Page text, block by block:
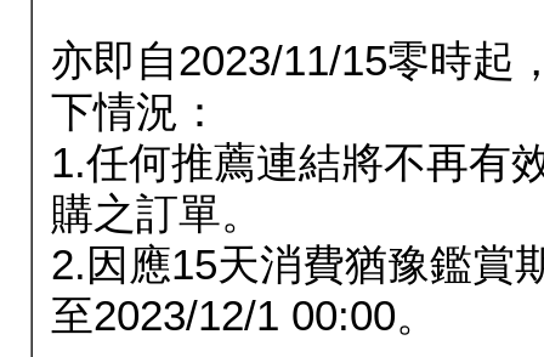
亦即自2023/11/15零時起
下情況：
1.任何推薦連結將不再有
購之訂單。
2.因應15天消費猶豫鑑賞
至2023/12/1 00:00。